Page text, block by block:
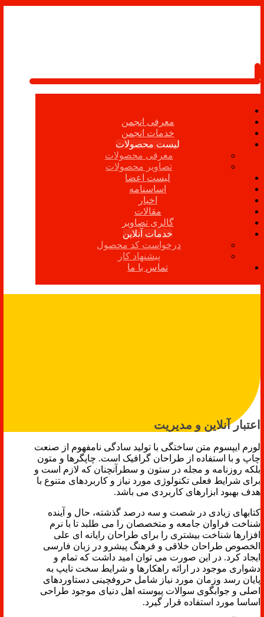
معرفی انجمن
خدمات انجمن
لیست محصولات
معرفی محصولات
تصاویر محصولات
لیست اعضا
اساسنامه
اخبار
مقالات
گالری تصاویر
خدمات آنلاین
درخواست کد محصول
پیشنهاد کار
تماس با ما
اعتبار آنلاین و مدیریت
لورم ایپسوم متن ساختگی با تولید سادگی نامفهوم از صنعت
چاپ و با استفاده از طراحان گرافیک است. چاپگرها و متون
بلکه روزنامه و مجله در ستون و سطرآنچنان که لازم است و
برای شرایط فعلی تکنولوژی مورد نیاز و کاربردهای متنوع با
هدف بهبود ابزارهای کاربردی می باشد.
کتابهای زیادی در شصت و سه درصد گذشته، حال و آینده
شناخت فراوان جامعه و متخصصان را می طلبد تا با نرم
افزارها شناخت بیشتری را برای طراحان رایانه ای علی
الخصوص طراحان خلاقی و فرهنگ پیشرو در زبان فارسی
ایجاد کرد. در این صورت می توان امید داشت که تمام و
دشواری موجود در ارائه راهکارها و شرایط سخت تایپ به
پایان رسد وزمان مورد نیاز شامل حروفچینی دستاوردهای
اصلی و جوابگوی سوالات پیوسته اهل دنیای موجود طراحی
اساسا مورد استفاده قرار گیرد.